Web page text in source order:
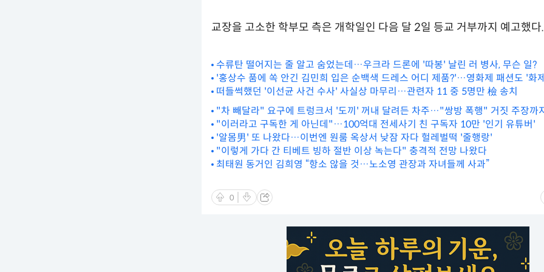
교장을 고소한 학부모 측은 개학일인 다음 달 2일 등교 거부까지 예고했다.
수류탄 떨어지는 줄 알고 숨었는데…우크라 드론에 '따봉' 날린 러 병사, 무슨 일?
'홍상수 품에 쏙 안긴 김민희 입은 순백색 드레스 어디 제품?'…영화제 패션도 '화
떠들썩했던 '이선균 사건 수사' 사실상 마무리…관련자 11 중 5명만 檢 송치
"차 빼달라" 요구에 트렁크서 '도끼' 꺼내 달려든 차주…"쌍방 폭행" 거짓 주장까지
"이러라고 구독한 게 아닌데"…100억대 전세사기 친 구독자 10만 '인기 유튜버'
'알몸男' 또 나왔다…이번엔 원룸 옥상서 낮잠 자다 헐레벌떡 '줄행랑'
"이렇게 가다 간 티베트 빙하 절반 이상 녹는다" 충격적 전망 나왔다
최태원 동거인 김희영 “항소 않을 것…노소영 관장과 자녀들께 사과”
0